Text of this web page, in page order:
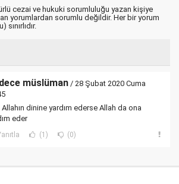
cezai ve hukuki sorumluluğu yazan kişiye
yorumlardan sorumlu değildir. Her bir yorum
müslüman / 28 Şubat 2020 Cuma
dinine yardım ederse Allah da ona
eder
(1) (0)